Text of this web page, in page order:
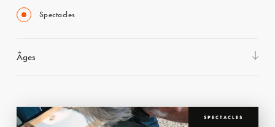
Spectacles
Âges
SPECTACLES